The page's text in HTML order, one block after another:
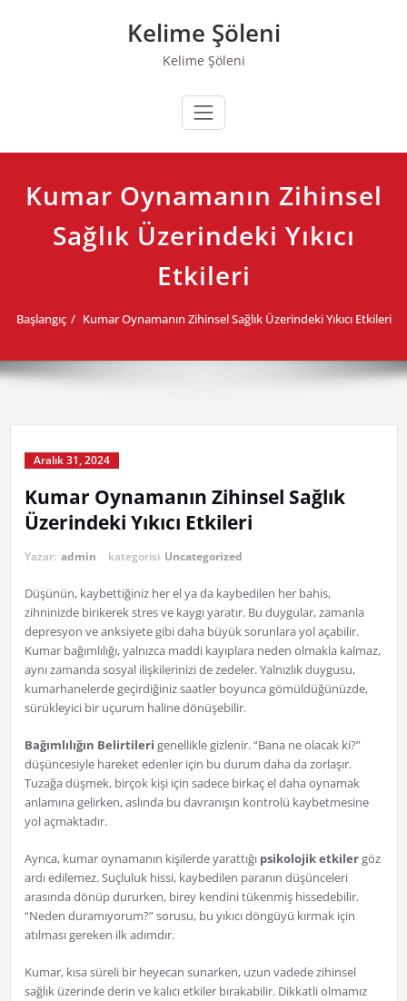
Kelime Şöleni
Kelime Şöleni
Kumar Oynamanın Zihinsel
Sağlık Üzerindeki Yıkıcı
Etkileri
Başlangıç Kumar Oynamanın Zihinsel Sağlık Üzerindeki Yıkıcı Etkileri
Aralık 31, 2024
Kumar Oynamanın Zihinsel Sağlık
Üzerindeki Yıkıcı Etkileri
Yazar: admin kategorisi Uncategorized
Düşünün, kaybettiğiniz her el ya da kaybedilen her bahis,
zihninizde birikerek stres ve kaygı yaratır. Bu duygular, zamanla
depresyon ve anksiyete gibi daha büyük sorunlara yol açabilir.
Kumar bağımlılığı, yalnızca maddi kayıplara neden olmakla kalmaz,
aynı zamanda sosyal ilişkilerinizi de zedeler. Yalnızlık duygusu,
kumarhanelerde geçirdiğiniz saatler boyunca gömüldüğünüzde,
sürükleyici bir uçurum haline dönüşebilir.
Bağımlılığın Belirtileri genellikle gizlenir. “Bana ne olacak ki?”
düşüncesiyle hareket edenler için bu durum daha da zorlaşır.
Tuzağa düşmek, birçok kişi için sadece birkaç el daha oynamak
anlamına gelirken, aslında bu davranışın kontrolü kaybetmesine
yol açmaktadır.
Ayrıca, kumar oynamanın kişilerde yarattığı psikolojik etkilergöz
ardı edilemez. Suçluluk hissi, kaybedilen paranın düşünceleri
arasında dönüp dururken, birey kendini tükenmiş hissedebilir.
“Neden duramıyorum?” sorusu, bu yıkıcı döngüyü kırmak için
atılması gereken ilk adımdır.
Kumar, kısa süreli bir heyecan sunarken, uzun vadede zihinsel
sağlık üzerinde derin ve kalıcı etkiler bırakabilir. Dikkatli olmamız